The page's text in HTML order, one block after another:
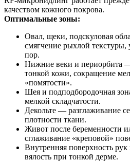
качеством кожного покрова.
Оптимальные зоны:
Овал, щеки, подскуловая
смягчение рыхлой
пор.
Нижние веки и периорбита
тонкой кожи, сокращение
«помятости».
Шея и подподбородочная
мелкой складчатости.
Декольте — разглаживание
плотности ткани.
Живот после беременности
сглаживание «креповой»
Внутренняя поверхность
вялость при тонкой дерме.